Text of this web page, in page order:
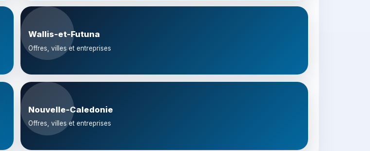
Wallis-et-Futuna
Offres, villes et entreprises
Nouvelle-Caledonie
Offres, villes et entreprises